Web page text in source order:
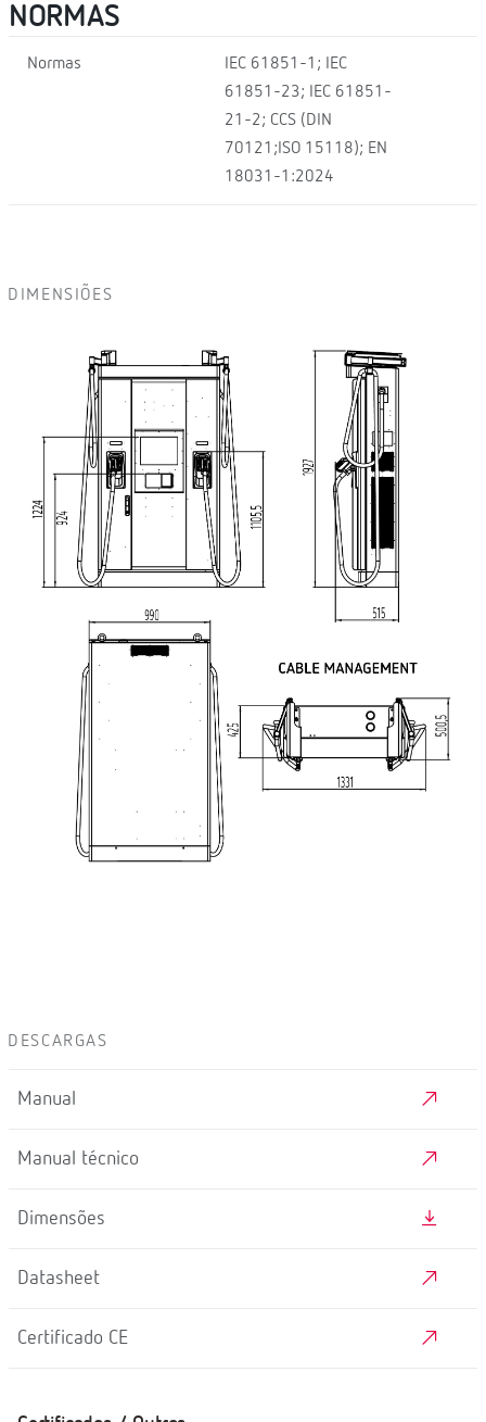
NORMAS
Normas
IEC 61851-1; IEC
61851-23; IEC 61851-
21-2; CCS (DIN
70121;ISO 15118); EN
18031-1:2024
DIMENSIÕES
DESCARGAS
Manual
Manual técnico
Dimensões
Datasheet
Certificado CE